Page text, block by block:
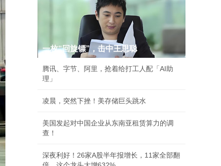
一枚“回旋镖”，击中王思聪
腾讯、字节、阿里，抢着给打工人配「AI助
理」
凌晨，突然下挫！美存储巨头跳水
美国发起对中国企业从东南亚租赁算力的调
查！
深夜利好！26家A股半年报增长，11家全部翻